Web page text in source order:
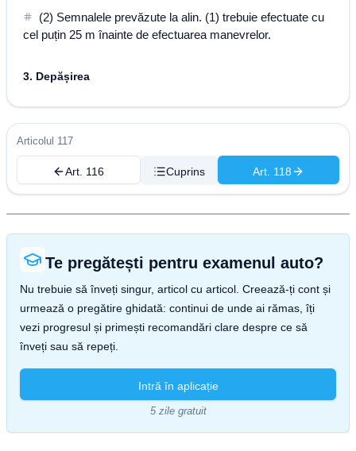
(2) Semnalele prevăzute la alin. (1) trebuie efectuate cu
cel puțin 25 m înainte de efectuarea manevrelor.
3. Depășirea
Articolul 117
Art. 116 Cuprins Art. 118
Te pregătești pentru examenul auto?
Nu trebuie să înveți singur, articol cu articol. Creează-ți cont și
urmează o pregătire ghidată: continui de unde ai rămas, îți
vezi progresul și primești recomandări clare despre ce să
înveți sau să repeți.
Intră în aplicație
5 zile gratuit